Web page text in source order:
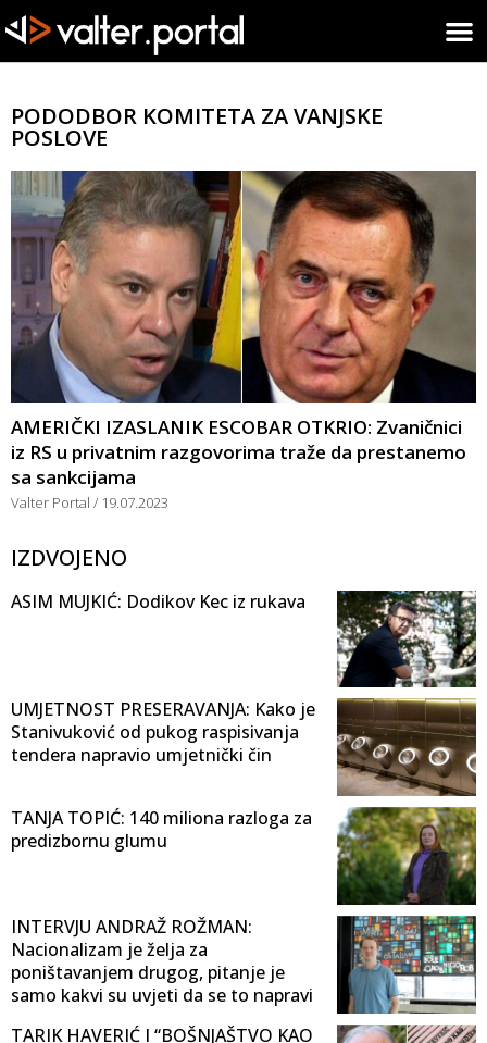
PODODBOR KOMITETA ZA VANJSKE
POSLOVE
AMERIČKI IZASLANIK ESCOBAR OTKRIO: Zvaničnici
iz RS u privatnim razgovorima traže da prestanemo
sa sankcijama
Valter Portal 19.07.2023
IZDVOJENO
ASIM MUJKIĆ: Dodikov Kec iz rukava
UMJETNOST PRESERAVANJA: Kako je
Stanivuković od pukog raspisivanja
tendera napravio umjetnički čin
TANJA TOPIĆ: 140 miliona razloga za
predizbornu glumu
INTERVJU ANDRAŽ ROŽMAN:
Nacionalizam je želja za
poništavanjem drugog, pitanje je
samo kakvi su uvjeti da se to napravi
TARIK HAVERIĆ I “BOŠNJAŠTVO KAO